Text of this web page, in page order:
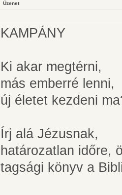
Üzenet
KAMPÁNY
Ki akar megtérni,
más emberré lenni,
új életet kezdeni
Írj alá Jézusnak,
határozatlan időre,
tagsági könyv a